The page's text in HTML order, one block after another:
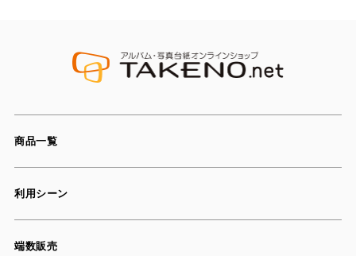
商品一覧
利用シーン
端数販売